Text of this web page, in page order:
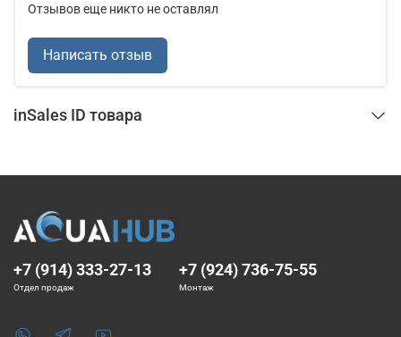
Отзывов еще никто не оставлял
Написать отзыв
inSales ID товара
+7 (914) 333-27-13
Отдел продаж
+7 (924) 736-75-55
Монтаж